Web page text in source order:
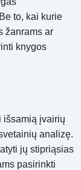
to, kai kurie
žanrams ar
knygos
išsamią įvairių
analizę.
jų stipriąsias
pasirinkti